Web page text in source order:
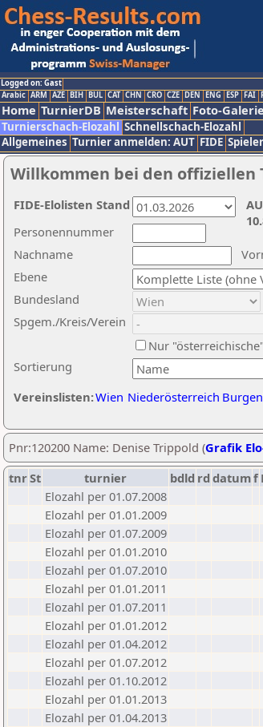
Logged on: Gast
Arabic ARM AZE BIH BUL CAT CHN CRO CZE DEN ENG ESP FAI
Home TurnierDB Meisterschaft Foto-Galerie
Turnierschach-Elozahl Schnellschach-Elozahl
Allgemeines Turnier anmelden: AUT FIDE
Willkommen bei den offiziellen
Nachname
Ebene
Sortierung
Personennummer
Bundesland
Spgem./Kreis/Verein
Nur
Vereinslisten:Wien Niederösterreich
FIDE-Elolisten Stand
Pnr:120200 Name: Denise Trippold (Grafik
tnrSt turnier bdld rd datumf
Elozahl per 01.07.2008
Elozahl per 01.01.2009
Elozahl per 01.07.2009
Elozahl per 01.01.2010
Elozahl per 01.07.2010
Elozahl per 01.01.2011
Elozahl per 01.07.2011
Elozahl per 01.01.2012
Elozahl per 01.04.2012
Elozahl per 01.07.2012
Elozahl per 01.10.2012
Elozahl per 01.01.2013
Elozahl per 01.04.2013